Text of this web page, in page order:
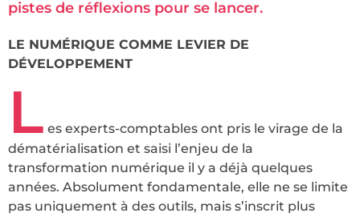
pistes de réflexions pour se lancer.
LE NUMÉRIQUE COMME LEVIER DE
DÉVELOPPEMENT
L es experts-comptables ont pris le virage de la
dématérialisation et saisi l’enjeu de la
transformation numérique il y a déjà quelques
années. Absolument fondamentale, elle ne se limite
pas uniquement à des outils, mais s’inscrit plus